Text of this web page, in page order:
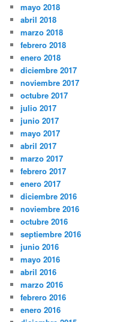
mayo 2018
abril 2018
marzo 2018
febrero 2018
enero 2018
diciembre 2017
noviembre 2017
octubre 2017
julio 2017
junio 2017
mayo 2017
abril 2017
marzo 2017
febrero 2017
enero 2017
diciembre 2016
noviembre 2016
octubre 2016
septiembre 2016
junio 2016
mayo 2016
abril 2016
marzo 2016
febrero 2016
enero 2016